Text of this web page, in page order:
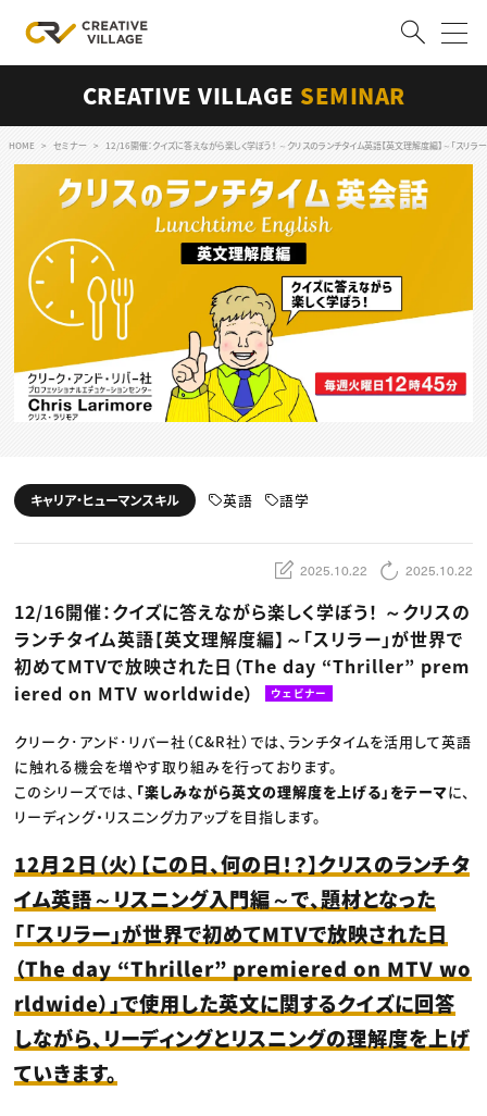
ログイン 会員登録
クリエイター求人を探す
CREATIVE JOB求人検索
特集求人
採用説明会
転職支援サービス
スキルアップしたい！
動画配信・映像制作
編集・ライティング
ディレクション
TOP Creator’s コラム トップ
Webクリエイター
ゲームクリエイター
クリエイターインタビュー
C＆R Magazine
セミナー
ニュース・トレンド トップ
Web
映像
ゲーム・エンタメ
広告
出版
CREATIVE VILLAGEからのお知らせ
プロフェッショナル×つながる×メディア
CREATIVE VILLAGE SEMINAR
HOME セミナー 12/16開催：クイズに答えながら楽しく学ぼう！ ～クリスのランチタイム英語【英文理解度編】～「
キャリア・ヒューマンスキル 英語 語学
2025.10.22 2025.10.22
12/16開催：クイズに答えながら楽しく学ぼう！ ～クリスの
ランチタイム英語【英文理解度編】～「スリラー」が世界で
初めてMTVで放映された日（The day “Thriller” prem
iered on MTV worldwide）
ウェビナー
クリーク･アンド･リバー社（C&R社）では、ランチタイムを活用して英語
に触れる機会を増やす取り組みを行っております。
このシリーズでは、 「楽しみながら英文の理解度を上げる」をテーマに、
リーディング・リスニング力アップを目指します。
12月２日（火）【この日、何の日！？】クリスのランチタ
イム英語～リスニング入門編～で、題材となった
「「スリラー」が世界で初めてMTVで放映された日
（The day “Thriller” premiered on MTV wo
rldwide）」で使用した英文に関するクイズに回答
しながら、リーディングとリスニングの理解度を上げ
ていきます。